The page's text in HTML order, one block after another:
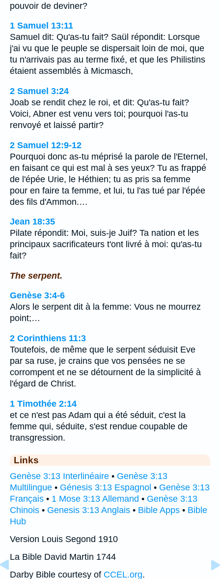
pouvoir de deviner?
1 Samuel 13:11
Samuel dit: Qu'as-tu fait? Saül répondit: Lorsque
j'ai vu que le peuple se dispersait loin de moi, que
tu n'arrivais pas au terme fixé, et que les Philistins
étaient assemblés à Micmasch,
2 Samuel 3:24
Joab se rendit chez le roi, et dit: Qu'as-tu fait?
Voici, Abner est venu vers toi; pourquoi l'as-tu
renvoyé et laissé partir?
2 Samuel 12:9-12
Pourquoi donc as-tu méprisé la parole de l'Eternel,
en faisant ce qui est mal à ses yeux? Tu as frappé
de l'épée Urie, le Héthien; tu as pris sa femme
pour en faire ta femme, et lui, tu l'as tué par l'épée
des fils d'Ammon.…
Jean 18:35
Pilate répondit: Moi, suis-je Juif? Ta nation et les
principaux sacrificateurs t'ont livré à moi: qu'as-tu
fait?
The serpent.
Genèse 3:4-6
Alors le serpent dit à la femme: Vous ne mourrez
point;…
2 Corinthiens 11:3
Toutefois, de même que le serpent séduisit Eve
par sa ruse, je crains que vos pensées ne se
corrompent et ne se détournent de la simplicité à
l'égard de Christ.
1 Timothée 2:14
et ce n'est pas Adam qui a été séduit, c'est la
femme qui, séduite, s'est rendue coupable de
transgression.
Links
Genèse 3:13 Interlinéaire • Genèse 3:13
Multilingue • Génesis 3:13 Espagnol • Genèse 3:13
Français • 1 Mose 3:13 Allemand • Genèse 3:13
Chinois • Genesis 3:13 Anglais • Bible Apps • Bible
Hub
Version Louis Segond 1910
La Bible David Martin 1744
Darby Bible courtesy of CCEL.org.